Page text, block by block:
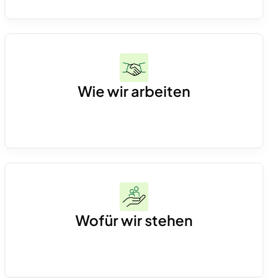
und eingebettet bei unseren Kunden – von
Wie wir arbeiten
Wir entwickeln skalierbare Finanzprozesse,
schaffen saubere Datenstrukturen und setzen
die passenden Tools auf.
Wofür wir stehen